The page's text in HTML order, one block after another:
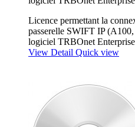
Licence permettant la
passerelle SWIFT IP
logiciel TRBOnet
View Detail Quick view